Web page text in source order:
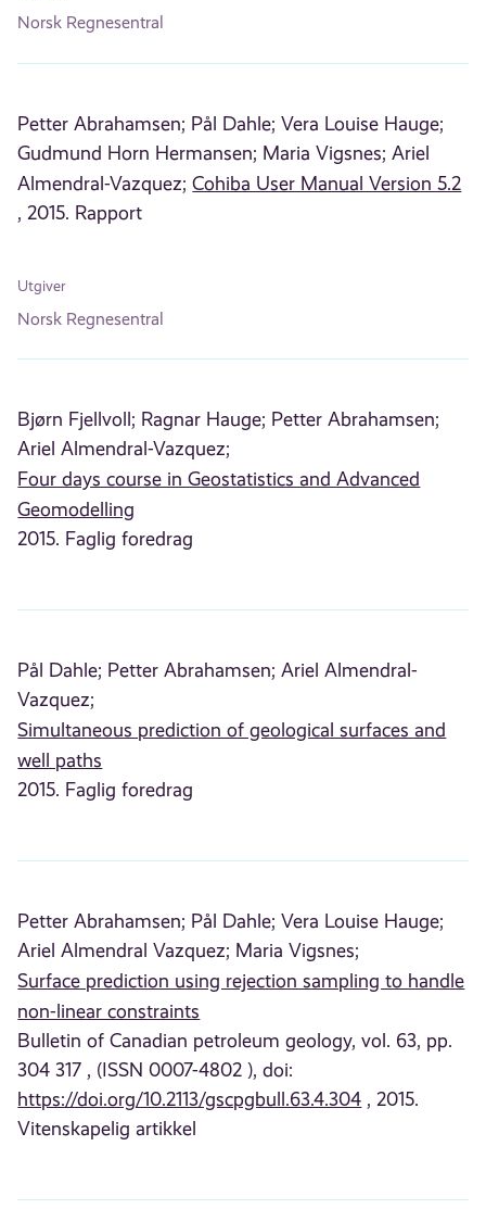
Norsk Regnesentral
Petter Abrahamsen; Pål Dahle; Vera Louise Hauge;
Gudmund Horn Hermansen; Maria Vigsnes; Ariel
Almendral-Vazquez; Cohiba User Manual Version 5.2
, 2015. Rapport
Utgiver
Norsk Regnesentral
Bjørn Fjellvoll; Ragnar Hauge; Petter Abrahamsen;
Ariel Almendral-Vazquez;
Four days course in Geostatistics and Advanced
Geomodelling
2015. Faglig foredrag
Pål Dahle; Petter Abrahamsen; Ariel Almendral-
Vazquez;
Simultaneous prediction of geological surfaces and
well paths
2015. Faglig foredrag
Petter Abrahamsen; Pål Dahle; Vera Louise Hauge;
Ariel Almendral Vazquez; Maria Vigsnes;
Surface prediction using rejection sampling to handle
non-linear constraints
Bulletin of Canadian petroleum geology, vol. 63, pp.
304 317 , (ISSN 0007-4802 ), doi:
https://doi.org/10.2113/gscpgbull.63.4.304 , 2015.
Vitenskapelig artikkel